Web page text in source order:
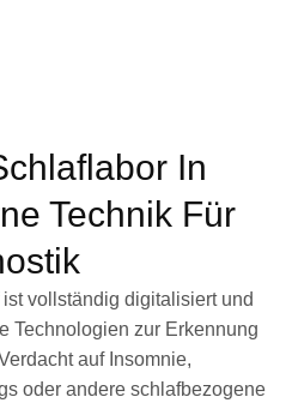
In
Technik Für
vollständig digitalisiert und
Technologien zur Erkennung
auf Insomnie,
oder andere schlafbezogene